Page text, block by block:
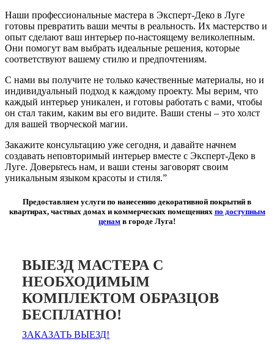
Наши профессиональные мастера в Эксперт-Деко в Луге
готовы превратить ваши мечты в реальность. Их мастерство и
опыт сделают ваш интерьер по-настоящему великолепным.
Они помогут вам выбрать идеальные решения, которые
соответствуют вашему стилю и предпочтениям.
С нами вы получите не только качественные материалы, но и
индивидуальный подход к каждому проекту. Мы верим, что
каждый интерьер уникален, и готовы работать с вами, чтобы
он стал таким, каким вы его видите. Ваши стены – это холст
для вашей творческой магии.
Закажите консультацию уже сегодня, и давайте начнем
создавать неповторимый интерьер вместе с Эксперт-Деко в
Луге. Доверьтесь нам, и ваши стены заговорят своим
уникальным языком красоты и стиля.”
Предоставляем услуги по нанесению декоративной покрытий в
квартирах, частных домах и коммерческих помещениях по доступным
ценам в городе Луга!
ВЫЕЗД МАСТЕРА С
НЕОБХОДИМЫМ
КОМПЛЕКТОМ ОБРАЗЦОВ
БЕСПЛАТНО!
ЗАКАЗАТЬ ВЫЕЗД!